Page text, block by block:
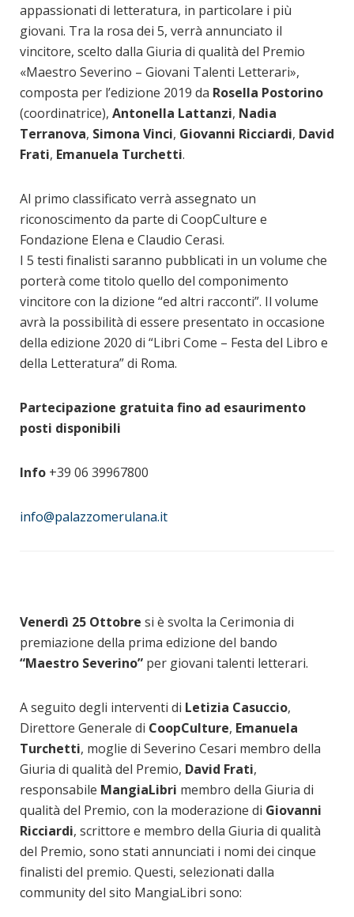
appassionati di letteratura, in particolare i più
giovani. Tra la rosa dei 5, verrà annunciato il
vincitore, scelto dalla Giuria di qualità del Premio
«Maestro Severino – Giovani Talenti Letterari»,
composta per l’edizione 2019 da Rosella Postorino
(coordinatrice), Antonella Lattanzi, Nadia
Terranova, Simona Vinci, Giovanni Ricciardi, David
Frati, Emanuela Turchetti.
Al primo classificato verrà assegnato un
riconoscimento da parte di CoopCulture e
Fondazione Elena e Claudio Cerasi.
I 5 testi finalisti saranno pubblicati in un volume che
porterà come titolo quello del componimento
vincitore con la dizione “ed altri racconti”. Il volume
avrà la possibilità di essere presentato in occasione
della edizione 2020 di “Libri Come – Festa del Libro e
della Letteratura” di Roma.
Partecipazione gratuita fino ad esaurimento
posti disponibili
Info +39 06 39967800
info@palazzomerulana.it
Venerdì 25 Ottobre si è svolta la Cerimonia di
premiazione della prima edizione del bando
“Maestro Severino” per giovani talenti letterari.
A seguito degli interventi di Letizia Casuccio,
Direttore Generale di CoopCulture, Emanuela
Turchetti, moglie di Severino Cesari membro della
Giuria di qualità del Premio, David Frati,
responsabile MangiaLibri membro della Giuria di
qualità del Premio, con la moderazione di Giovanni
Ricciardi, scrittore e membro della Giuria di qualità
del Premio, sono stati annunciati i nomi dei cinque
finalisti del premio. Questi, selezionati dalla
community del sito MangiaLibri sono: